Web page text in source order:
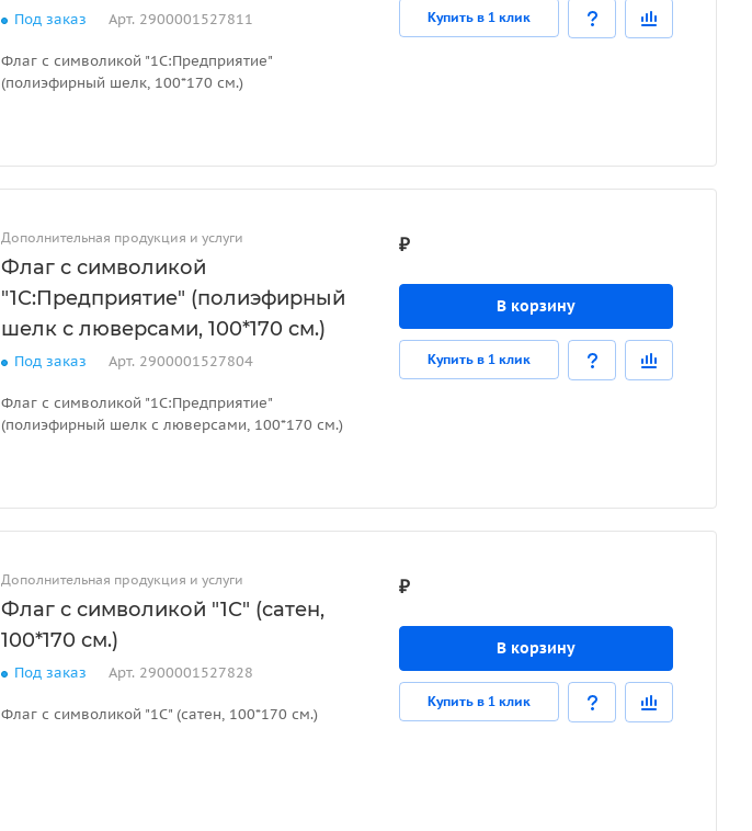
Под заказ Арт. 2900001527811
Флаг с символикой "1С:Предприятие"
(полиэфирный шелк, 100*170 см.)
Купить в 1 клик
Дополнительная продукция и услуги
Флаг с символикой
"1С:Предприятие" (полиэфирный
шелк с люверсами, 100*170 см.)
Под заказ Арт. 2900001527804
Флаг с символикой "1С:Предприятие"
(полиэфирный шелк с люверсами, 100*170 см.)
₽
В корзину
Купить в 1 клик
Дополнительная продукция и услуги
Флаг с символикой "1С" (сатен,
100*170 см.)
Под заказ Арт. 2900001527828
Флаг с символикой "1С" (сатен, 100*170 см.)
₽
В корзину
Купить в 1 клик